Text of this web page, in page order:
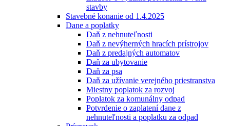
stavby
Stavebné konanie od 1.4.2025
Dane a poplatky
Daň z nehnuteľnosti
Daň z nevýherných hracích prístrojov
Daň z predajných automatov
Daň za ubytovanie
Daň za psa
Daň za užívanie verejného priestranstva
Miestny poplatok za rozvoj
Poplatok za komunálny odpad
Potvrdenie o zaplatení dane z
nehnuteľnosti a poplatku za odpad